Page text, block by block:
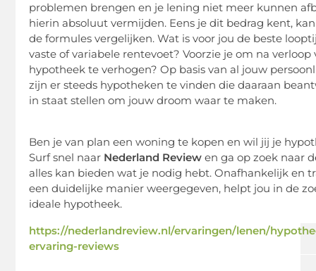
problemen brengen en je lening niet meer kunnen
hierin absoluut vermijden. Eens je dit bedrag kent,
de formules vergelijken. Wat is voor jou de beste
vaste of variabele rentevoet? Voorzie je om na verloop
hypotheek te verhogen? Op basis van al jouw
zijn er steeds hypotheken te vinden die daaraan
in staat stellen om jouw droom waar te maken.
Ben je van plan een woning te kopen en wil jij je
Surf snel naar Nederland Review en ga op zoek naar
alles kan bieden wat je nodig hebt. Onafhankelijk en
een duidelijke manier weergegeven, helpt jou in de
ideale hypotheek.
https://nederlandreview.nl/ervaringen/lenen/
ervaring-reviews